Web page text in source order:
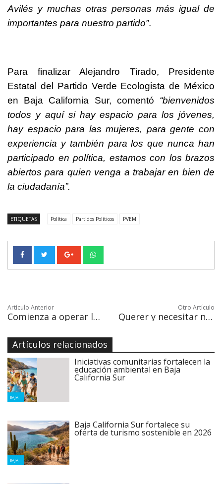
Avilés y muchas otras personas más igual de
importantes para nuestro partido”.
Para finalizar Alejandro Tirado, Presidente
Estatal del Partido Verde Ecologista de México
en Baja California Sur, comentó “bienvenidos
todos y aquí si hay espacio para los jóvenes,
hay espacio para las mujeres, para gente con
experiencia y también para los que nunca han
participado en política, estamos con los brazos
abiertos para quien venga a trabajar en bien de
la ciudadanía”.
ETIQUETAS Política Partidos Políticos PVEM
Artículo Anterior
Comienza a operar la Policía Cibernética Estatal
Otro Artículo
Querer y necesitar no es lo mismo
Artículos relacionados
BAJA
Iniciativas comunitarias fortalecen la
educación ambiental en Baja
California Sur
BAJA
Baja California Sur fortalece su
oferta de turismo sostenible en 2026